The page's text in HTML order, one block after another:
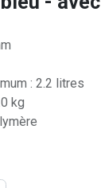
: 2.2 litres
kg